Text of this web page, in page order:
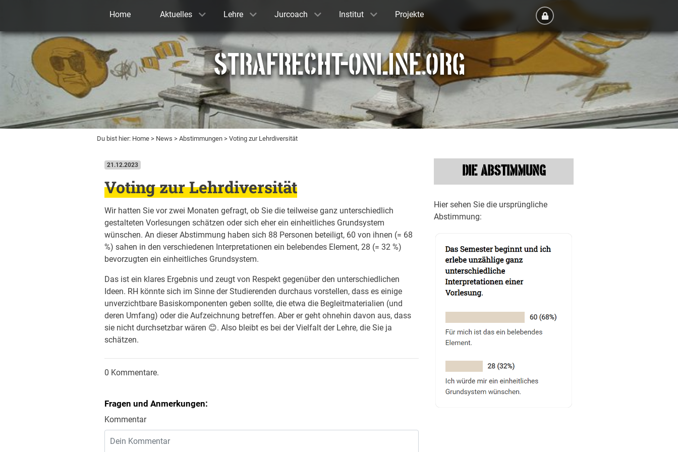
Home Aktuelles Lehre Jurcoach Institut Projekte
STRAFRECHT-ONLINE.ORG
Du bist hier: Home > News > Abstimmungen > Voting zur Lehrdiversität
21.12.2023
Voting zur Lehrdiversität
Wir hatten Sie vor zwei Monaten gefragt, ob Sie die teilweise ganz unterschiedlich
gestalteten Vorlesungen schätzen oder sich eher ein einheitliches Grundsystem
wünschen. An dieser Abstimmung haben sich 88 Personen beteiligt, 60 von ihnen (= 68
%) sahen in den verschiedenen Interpretationen ein belebendes Element, 28 (= 32 %)
bevorzugten ein einheitliches Grundsystem.
Das ist ein klares Ergebnis und zeugt von Respekt gegenüber den unterschiedlichen
Ideen. RH könnte sich im Sinne der Studierenden durchaus vorstellen, dass es einige
unverzichtbare Basiskomponenten geben sollte, die etwa die Begleitmaterialien (und
deren Umfang) oder die Aufzeichnung betreffen. Aber er geht ohnehin davon aus, dass
sie nicht durchsetzbar wären 😊. Also bleibt es bei der Vielfalt der Lehre, die Sie ja
schätzen.
0 Kommentare.
Fragen und Anmerkungen:
Kommentar
DIE ABSTIMMUNG
Hier sehen Sie die ursprüngliche
Abstimmung: